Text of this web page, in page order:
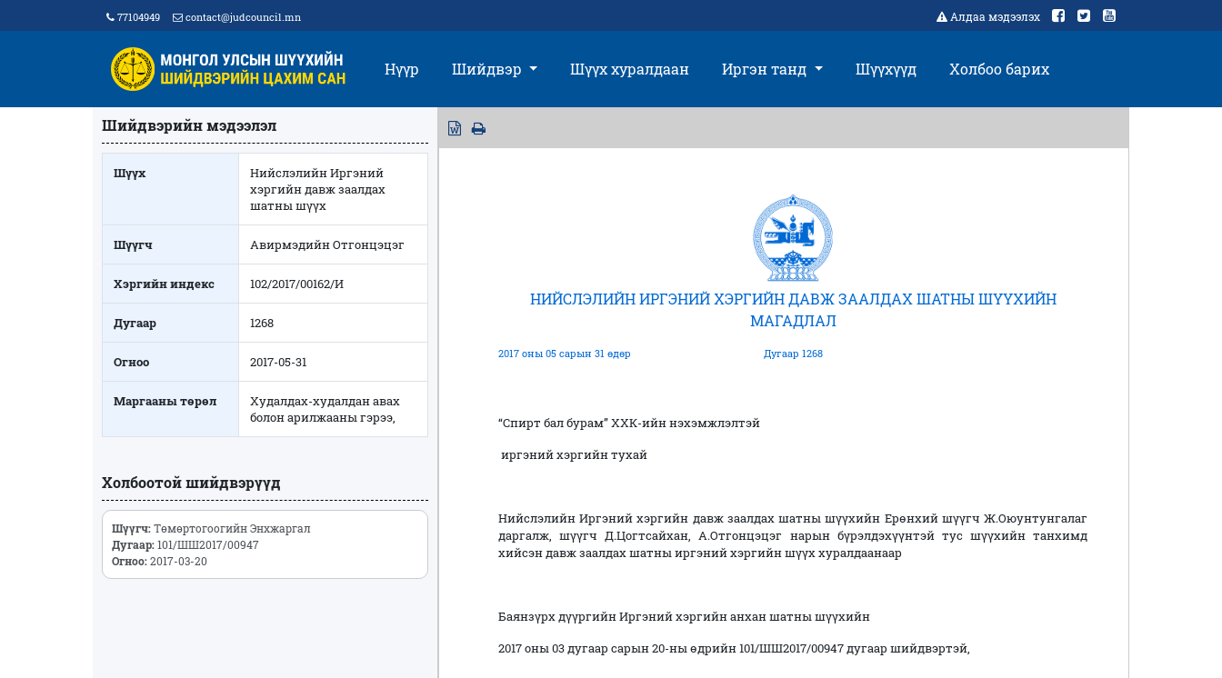
77104949 contact@judcouncil.mn Алдаа мэдээлэх
Нүүр Шийдвэр Шүүх хуралдаан Иргэн танд Шүүхүүд Холбоо барих
Шийдвэрийн мэдээлэл
Шүүх
Нийслэлийн Иргэний
хэргийн давж заалдах
шатны шүүх
Шүүгч Авирмэдийн Отгонцэцэг
Хэргийн индекс 102/2017/00162/И
Дугаар 1268
Огноо 2017-05-31
Маргааны төрөл
Худалдах-худалдан авах
болон арилжааны гэрээ,
Холбоотой шийдвэрүүд
Шүүгч:Төмөртогоогийн Энхжаргал
Дугаар:101/ШШ2017/00947
Огноо:2017-03-20
НИЙСЛЭЛИЙН ИРГЭНИЙ ХЭРГИЙН ДАВЖ ЗААЛДАХ ШАТНЫ ШҮҮХИЙН
МАГАДЛАЛ
2017 оны 05 сарын 31 өдөр Дугаар 1268
“Спирт бал бурам” ХХК-ийн нэхэмжлэлтэй
иргэний хэргийн тухай
Нийслэлийн Иргэний хэргийн давж заалдах шатны шүүхийн Ерөнхий шүүгч Ж.Оюунтунгалаг
даргалж, шүүгч Д.Цогтсайхан, А.Отгонцэцэг нарын бүрэлдэхүүнтэй тус шүүхийн танхимд
хийсэн давж заалдах шатны иргэний хэргийн шүүх хуралдаанаар
Баянзүрх дүүргийн Иргэний хэргийн анхан шатны шүүхийн
2017 оны 03 дугаар сарын 20-ны өдрийн 101/ШШ2017/00947 дугаар шийдвэртэй,